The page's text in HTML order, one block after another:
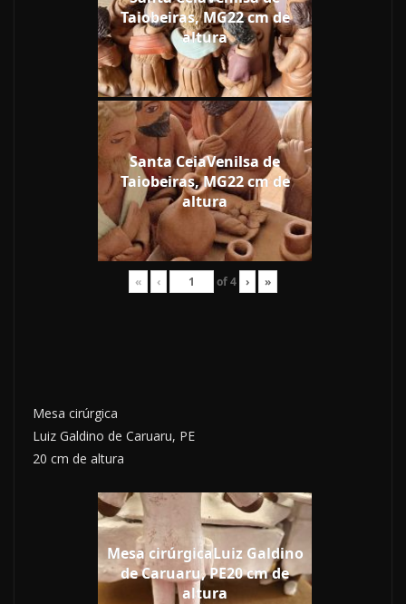
Taiobeiras, MG22 cm de
altura
Santa CeiaVenilsa de
Taiobeiras, MG22 cm de
altura
« ‹ of4 › »
Mesa cirúrgica
Luiz Galdino de Caruaru, PE
20 cm de altura
Mesa cirúrgicaLuiz Galdino
de Caruaru, PE20 cm de
altura